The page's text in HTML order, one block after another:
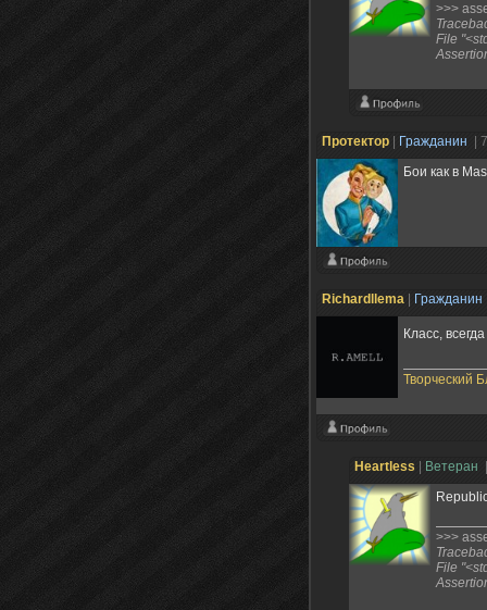
>>>
File
Протектор Гражданин
|
Бои как в
Richardllema Гражданин
Класс,
Творческий
Heartless Ветеран
>>>
File